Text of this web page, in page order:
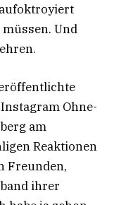
Und
Ohne-
am
Reaktionen
Freunden,
ihrer